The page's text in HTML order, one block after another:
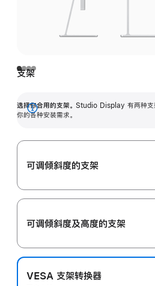
支架
选择你合用的支架。 Studio Display 有两种支
你的各种安装需求。
展
可调倾斜度的支架
可调倾斜度及高‍度的支‍架
VESA 支架转换器